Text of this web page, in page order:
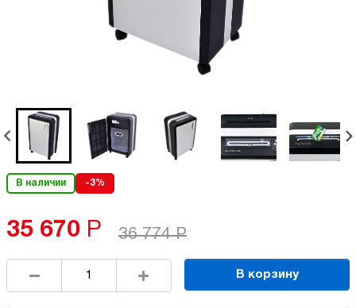
В наличии -3%
35 670 Р 36 774 Р
В корзину